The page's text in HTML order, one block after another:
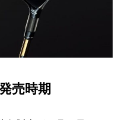
売時期